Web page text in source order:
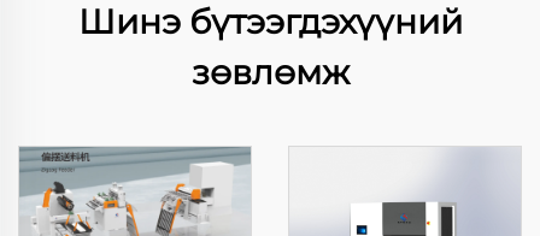
Шинэ бүтээгдэхүүний
зөвлөмж